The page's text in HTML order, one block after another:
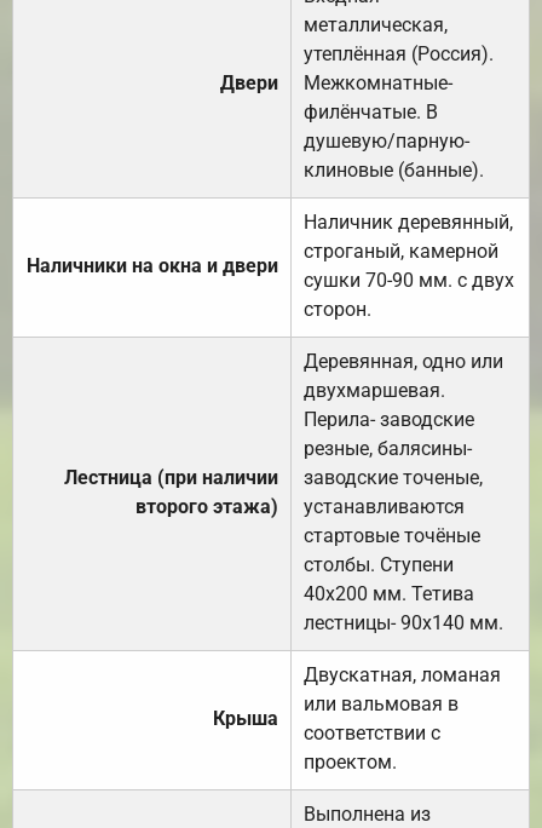
Двери
металлическая,
утеплённая (Россия).
Межкомнатные-
филёнчатые. В
душевую/парную-
клиновые (банные).
Наличники на окна и двери
Наличник деревянный,
строганый, камерной
сушки 70-90 мм. с двух
сторон.
Лестница (при наличии
второго этажа)
Деревянная, одно или
двухмаршевая.
Перила- заводские
резные, балясины-
заводские точеные,
устанавливаются
стартовые точёные
столбы. Ступени
40х200 мм. Тетива
лестницы- 90х140 мм.
Крыша
Двускатная, ломаная
или вальмовая в
соответствии с
проектом.
Выполнена из